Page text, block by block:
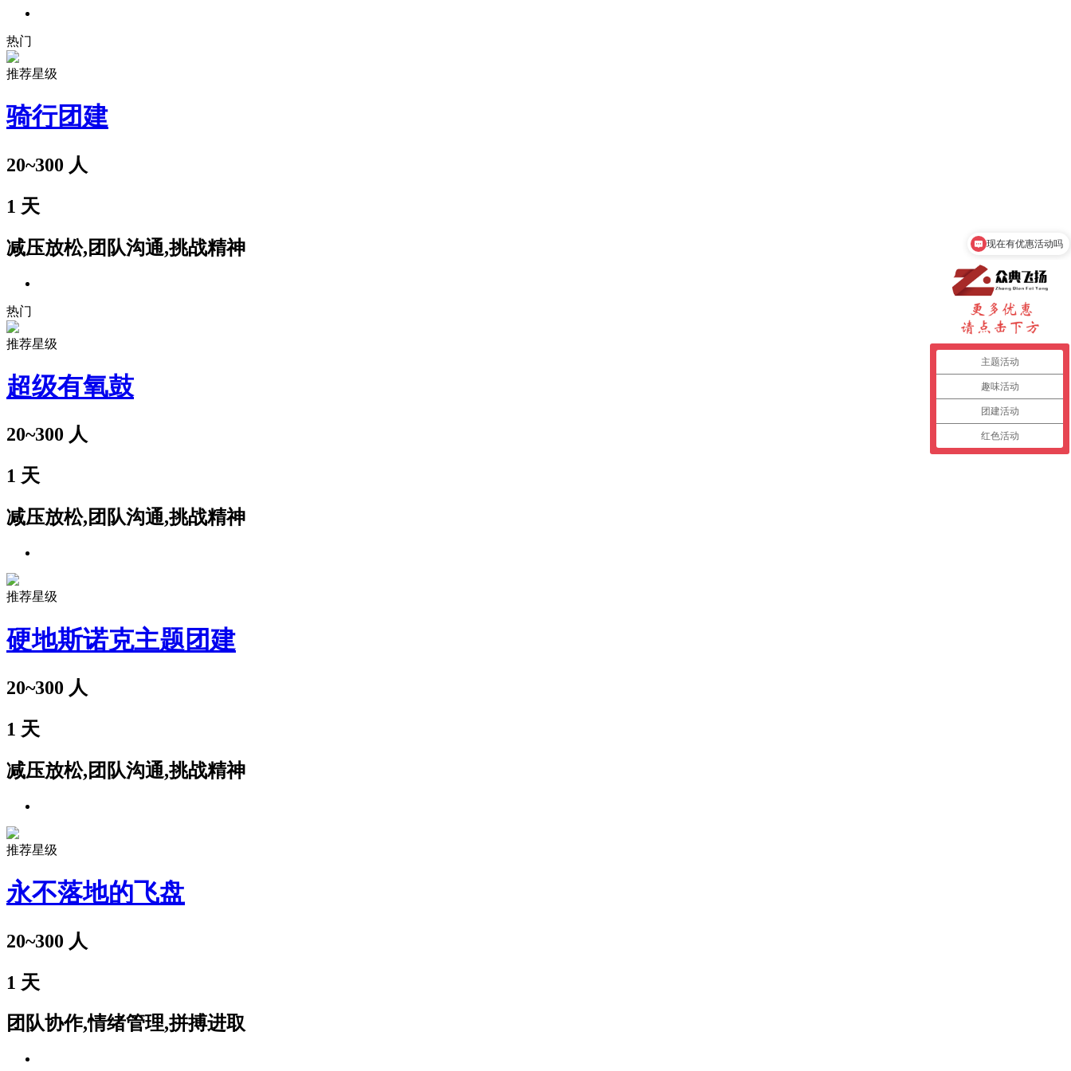
热门
推荐星级
骑行团建
20~300 人
1 天
减压放松,团队沟通,挑战精神
热门
推荐星级
超级有氧鼓
20~300 人
1 天
减压放松,团队沟通,挑战精神
推荐星级
硬地斯诺克主题团建
20~300 人
1 天
减压放松,团队沟通,挑战精神
推荐星级
永不落地的飞盘
20~300 人
1 天
团队协作,情绪管理,拼搏进取
主题活动
趣味活动
团建活动
红色活动
现在有优惠活动吗